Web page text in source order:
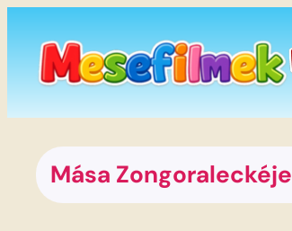
tartalomhoz
Mása Zongoraleckéje